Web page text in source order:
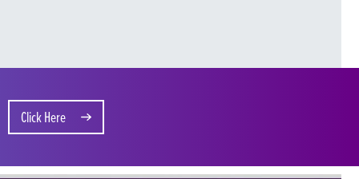
Click Here